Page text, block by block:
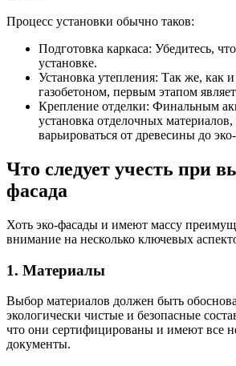
Процесс установки обычно таков:
Подготовка каркаса: Убедитесь,
установке.
Установка утепления: Так же, как и
газобетоном, первым этапом
Крепление отделки: Финальным
установка отделочных
варьироваться от древесины до
Что следует учесть при
фасада
Хоть эко-фасады и имеют массу
внимание на несколько ключевых
1. Материалы
Выбор материалов должен быть
экологически чистые и безопасные
что они сертифицированы и имеют все
документы.